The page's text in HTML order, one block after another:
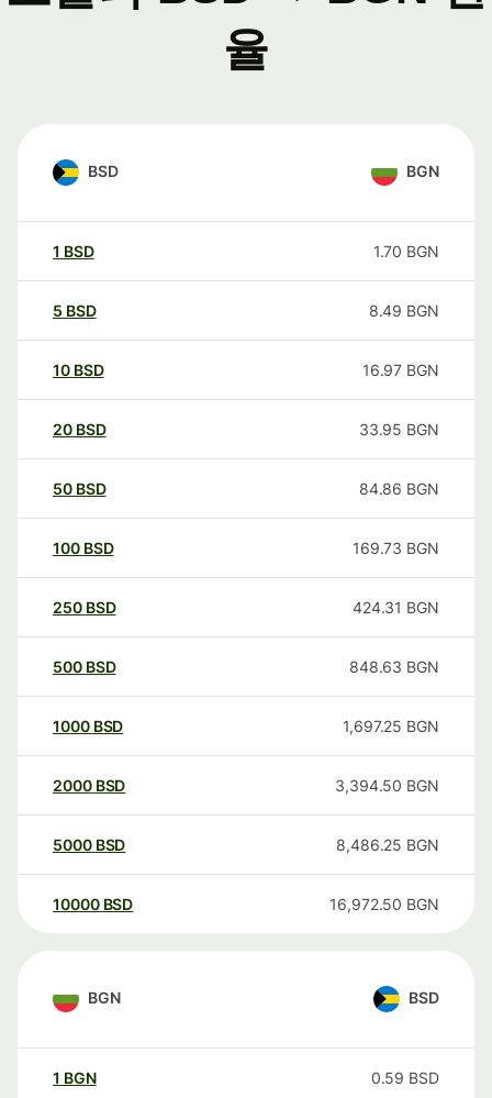
율
BSD BGN
1 BSD 1.70 BGN
5 BSD 8.49 BGN
10 BSD 16.97 BGN
20 BSD 33.95 BGN
50 BSD 84.86 BGN
100 BSD 169.73 BGN
250 BSD 424.31 BGN
500 BSD 848.63 BGN
1000 BSD 1,697.25 BGN
2000 BSD 3,394.50 BGN
5000 BSD 8,486.25 BGN
10000 BSD 16,972.50 BGN
BGN BSD
1 BGN 0.59 BSD